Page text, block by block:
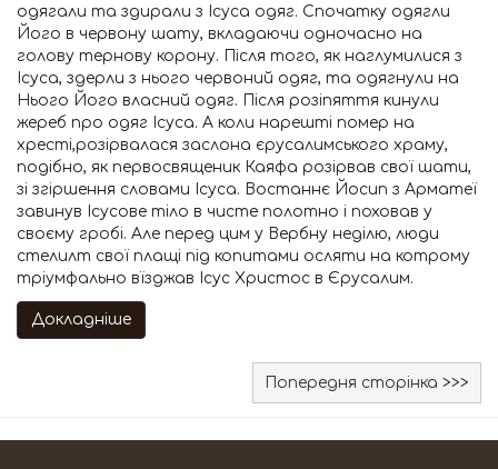
одягали та здирали з Ісуса одяг. Спочатку одягли
Його в червону шату, вкладаючи одночасно на
голову тернову корону. Після того, як наглумилися з
Ісуса, здерли з нього червоний одяг, та одягнули на
Нього Його власний одяг. Після розіпяття кинули
жереб про одяг Ісуса. А коли нарешті помер на
хресті,розірвалася заслона єрусалимського храму,
подібно, як первосвященик Каяфа розірвав свої шати,
зі згіршення словами Ісуса. Востаннє Йосип з Арматеї
завинув Ісусове тіло в чисте полотно і поховав у
своєму гробі. Але перед цим у Вербну неділю, люди
стелилт свої плащі під копитами осляти на котрому
тріумфально вїзджав Ісус Христос в Єрусалим.
Докладніше
Попередня сторінка >>>